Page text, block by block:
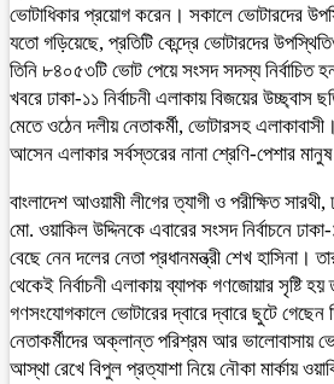
ভোটাধিকার প্রয়োগ করেন। সকালে ভোটারদের
যতো গড়িয়েছে, প্রতিটি কেন্দ্রে ভোটারদের
তিনি ৮৪০৫৩টি ভোট পেয়ে সংসদ সদস্য নির্বাচিত
খবরে ঢাকা-১১ নির্বাচনী এলাকায় বিজয়ের উচ্ছ্বাস
মেতে ওঠেন দলীয় নেতাকর্মী, ভোটারসহ
আসেন এলাকার সর্বস্তরের নানা শ্রেণি-পেশার
বাংলাদেশ আওয়ামী লীগের ত্যাগী ও পরীক্ষিত
মো. ওয়াকিল উদ্দিনকে এবারের সংসদ নির্বাচনে
বেছে নেন দলের নেতা প্রধানমন্ত্রী শেখ হাসিনা।
থেকেই নির্বাচনী এলাকায় ব্যাপক গণজোয়ার সৃষ্টি হয়
গণসংযোগকালে ভোটারের দ্বারে দ্বারে ছুটে
নেতাকর্মীদের অক্লান্ত পরিশ্রম আর ভালোবাসায়
আস্থা রেখে বিপুল প্রত্যাশা নিয়ে নৌকা মার্কায়